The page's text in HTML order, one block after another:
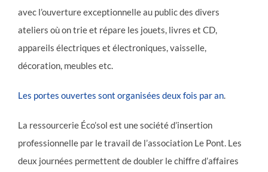
avec l’ouverture exceptionnelle au public des divers
ateliers où on trie et répare les jouets, livres et CD,
appareils électriques et électroniques, vaisselle,
décoration, meubles etc.
Les portes ouvertes sont organisées deux fois par an
La ressourcerie Éco’sol est une société d’insertion
professionnelle par le travail de l’association Le Pont. Les
deux journées permettent de doubler le chiffre d’affaires